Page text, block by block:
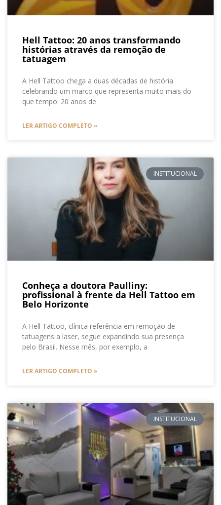
Hell Tattoo: 20 anos transformando
histórias através da remoção de
tatuagem
A Hell Tattoo chega a duas décadas de história
celebrando um marco que representa muito mais do
que tempo: 20 anos de
LER ARTIGO COMPLETO »
INSTITUCIONAL
Conheça a doutora Paulliny:
profissional à frente da Hell Tattoo em
Belo Horizonte
A Hell Tattoo, clínica referência em remoção de
tatuagens a laser, segue expandindo sua presença
pelo Brasil. Nesse mês, por exemplo, a
LER ARTIGO COMPLETO »
INSTITUCIONAL